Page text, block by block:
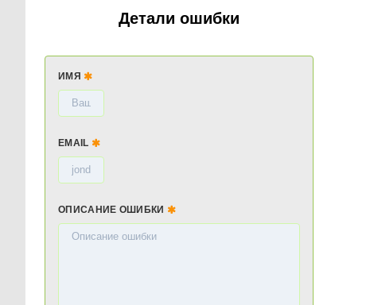
Детали ошибки
ИМЯ
EMAIL
ОПИСАНИЕ ОШИБКИ